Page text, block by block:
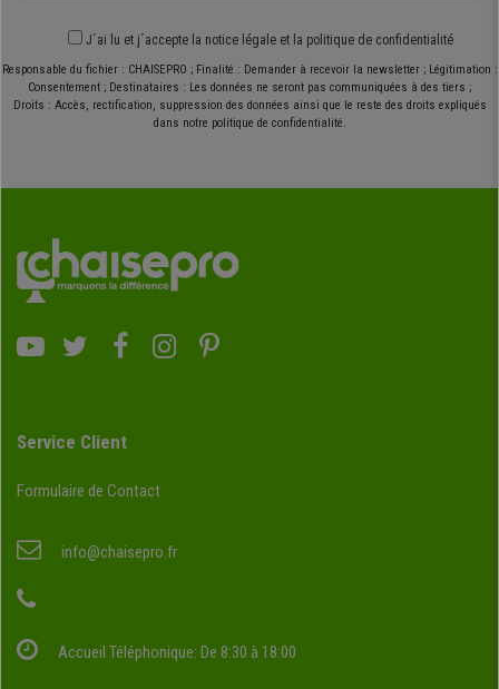
J´ai lu et j´accepte la notice légale et la politique de confidentialité
Responsable du fichier : CHAISEPRO ; Finalité : Demander à recevoir la newsletter ; Légitimation :
Consentement ; Destinataires : Les données ne seront pas communiquées à des tiers ;
Droits : Accès, rectification, suppression des données ainsi que le reste des droits expliqués
dans notre politique de confidentialité.
Service Client
Formulaire de Contact
info@chaisepro.fr
Accueil Téléphonique: De 8:30 à 18:00